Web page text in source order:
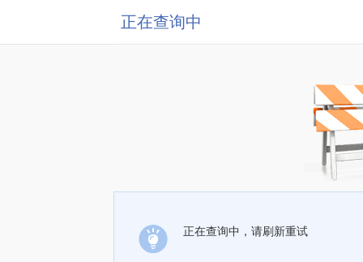
正在查询中
正在查询中，请刷新重试